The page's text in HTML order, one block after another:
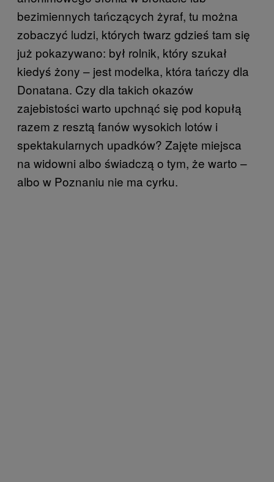
bezimiennych tańczących żyraf, tu można
zobaczyć ludzi, których twarz gdzieś tam się
już pokazywano: był rolnik, który szukał
kiedyś żony – jest modelka, która tańczy dla
Donatana. Czy dla takich okazów
zajebistości warto upchnąć się pod kopułą
razem z resztą fanów wysokich lotów i
spektakularnych upadków? Zajęte miejsca
na widowni albo świadczą o tym, że warto –
albo w Poznaniu nie ma cyrku.